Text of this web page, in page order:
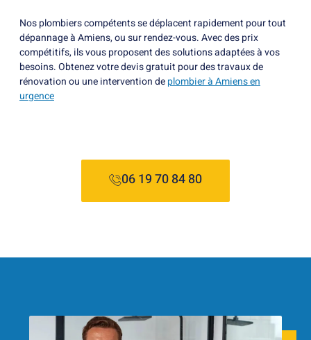
Nos plombiers compétents se déplacent rapidement pour tout
dépannage à Amiens, ou sur rendez-vous. Avec des prix
compétitifs, ils vous proposent des solutions adaptées à vos
besoins. Obtenez votre devis gratuit pour des travaux de
rénovation ou une intervention deplombier à Amiens en
urgence
06 19 70 84 80